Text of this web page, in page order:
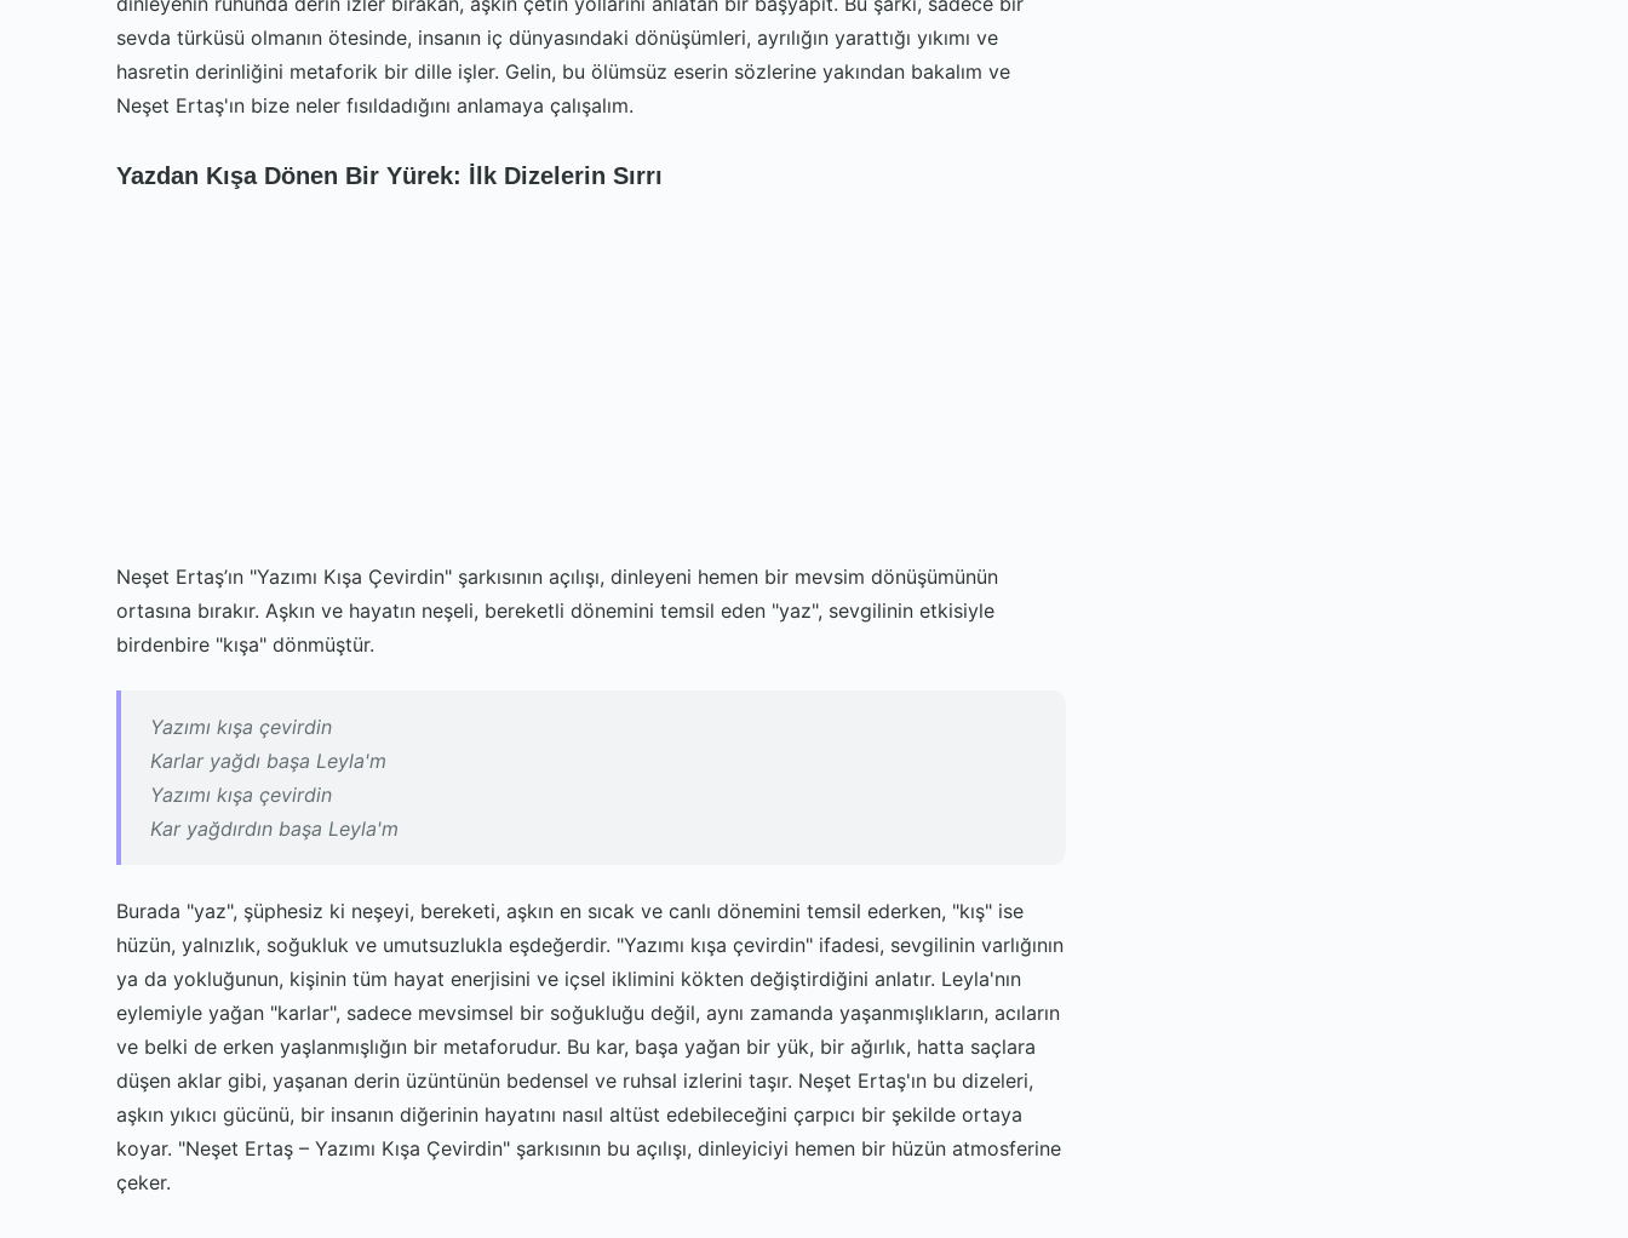
sevda türküsü olmanın ötesinde, insanın iç dünyasındaki dönüşümleri, ayrılığın yarattığı yıkımı ve
hasretin derinliğini metaforik bir dille işler. Gelin, bu ölümsüz eserin sözlerine yakından bakalım ve
Neşet Ertaş'ın bize neler fısıldadığını anlamaya çalışalım.
Yazdan Kışa Dönen Bir Yürek: İlk Dizelerin Sırrı
Neşet Ertaş’ın "Yazımı Kışa Çevirdin" şarkısının açılışı, dinleyeni hemen bir mevsim dönüşümünün
ortasına bırakır. Aşkın ve hayatın neşeli, bereketli dönemini temsil eden "yaz", sevgilinin etkisiyle
birdenbire "kışa" dönmüştür.
Yazımı kışa çevirdin
Karlar yağdı başa Leyla'm
Yazımı kışa çevirdin
Kar yağdırdın başa Leyla'm
Burada "yaz", şüphesiz ki neşeyi, bereketi, aşkın en sıcak ve canlı dönemini temsil ederken, "kış" ise
hüzün, yalnızlık, soğukluk ve umutsuzlukla eşdeğerdir. "Yazımı kışa çevirdin" ifadesi, sevgilinin varlığının
ya da yokluğunun, kişinin tüm hayat enerjisini ve içsel iklimini kökten değiştirdiğini anlatır. Leyla'nın
eylemiyle yağan "karlar", sadece mevsimsel bir soğukluğu değil, aynı zamanda yaşanmışlıkların, acıların
ve belki de erken yaşlanmışlığın bir metaforudur. Bu kar, başa yağan bir yük, bir ağırlık, hatta saçlara
düşen aklar gibi, yaşanan derin üzüntünün bedensel ve ruhsal izlerini taşır. Neşet Ertaş'ın bu dizeleri,
aşkın yıkıcı gücünü, bir insanın diğerinin hayatını nasıl altüst edebileceğini çarpıcı bir şekilde ortaya
koyar. "Neşet Ertaş – Yazımı Kışa Çevirdin" şarkısının bu açılışı, dinleyiciyi hemen bir hüzün atmosferine
çeker.